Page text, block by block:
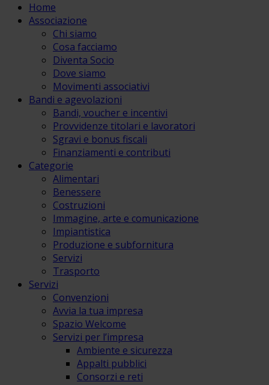
Home
Associazione
Chi siamo
Cosa facciamo
Diventa Socio
Dove siamo
Movimenti associativi
Bandi e agevolazioni
Bandi, voucher e incentivi
Provvidenze titolari e lavoratori
Sgravi e bonus fiscali
Finanziamenti e contributi
Categorie
Alimentari
Benessere
Costruzioni
Immagine, arte e comunicazione
Impiantistica
Produzione e subfornitura
Servizi
Trasporto
Servizi
Convenzioni
Avvia la tua impresa
Spazio Welcome
Servizi per l’impresa
Ambiente e sicurezza
Appalti pubblici
Consorzi e reti